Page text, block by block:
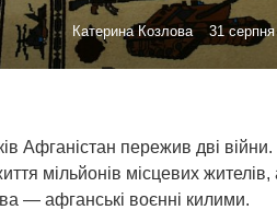
Катерина Козлова 31
Афганістан пережив дві
мільйонів місцевих
— афганські воєнні килими.